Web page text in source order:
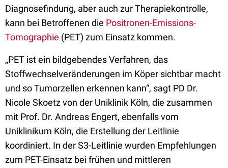
Diagnosefindung, aber auch zur Therapiekontrolle,
kann bei Betroffenen die Positronen-Emissions-
Tomographie (PET) zum Einsatz kommen.
„PET ist ein bildgebendes Verfahren, das
Stoffwechselveränderungen im Köper sichtbar macht
und so Tumorzellen erkennen kann“, sagt PD Dr.
Nicole Skoetz von der Uniklinik Köln, die zusammen
mit Prof. Dr. Andreas Engert, ebenfalls vom
Uniklinikum Köln, die Erstellung der Leitlinie
koordiniert. In der S3-Leitlinie wurden Empfehlungen
zum PET-Einsatz bei frühen und mittleren